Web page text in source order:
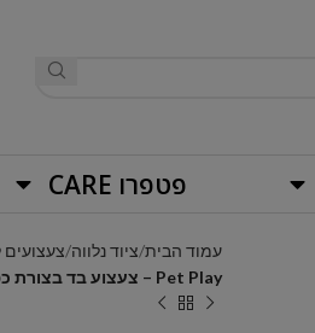
פטפרו CARE
עמוד הבית ציוד נלווה צעצועים
Pet Play – צעצוע בד בצורת כפכף פוצי׳ – ECO Play Globetrotter Collection Pucci's Sandal